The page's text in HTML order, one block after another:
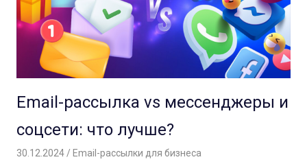
Email-рассылка vs мессенджеры и
соцсети: что лучше?
30.12.2024 Андрей
Email-рассылки для бизнеса